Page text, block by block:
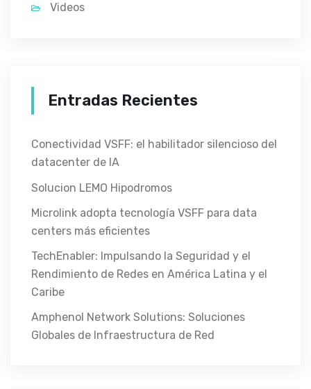
Videos
Entradas Recientes
Conectividad VSFF: el habilitador silencioso del
datacenter de IA
Solucion LEMO Hipodromos
Microlink adopta tecnología VSFF para data
centers más eficientes
TechEnabler: Impulsando la Seguridad y el
Rendimiento de Redes en América Latina y el
Caribe
Amphenol Network Solutions: Soluciones
Globales de Infraestructura de Red